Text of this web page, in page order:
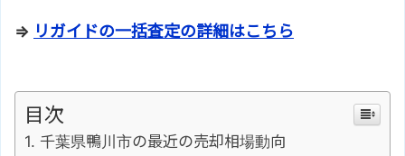
⇒ リガイドの一括査定の詳細はこちら
目次
千葉県鴨川市の最近の売却相場動向